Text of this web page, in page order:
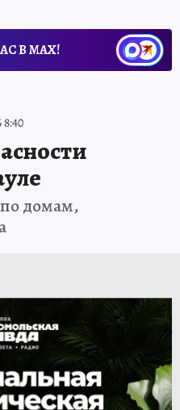
В МАХ!
домам,